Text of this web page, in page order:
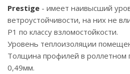
Prestige - имеет наивысший
ветроустойчивости, на них не
Р1 по классу взломостойкости.
Уровень теплоизоляции
Толщина профилей в роллетном
0,49мм.